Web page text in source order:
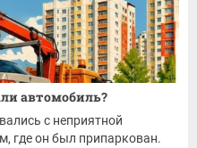
автомобиль?
с неприятной
где он был припаркован.